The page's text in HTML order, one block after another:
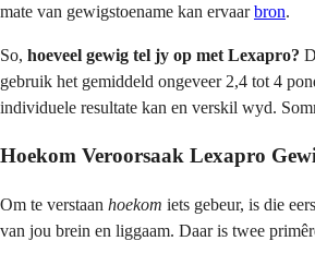
mate van gewigstoename kan ervaarbron.
So, hoeveel gewig tel jy op met Lexapro?
gebruik het gemiddeld ongeveer 2,4 tot 4
individuele resultate kan en verskil wyd.
Hoekom Veroorsaak Lexapro
Om te verstaan hoekom iets gebeur, is die
van jou brein en liggaam. Daar is twee